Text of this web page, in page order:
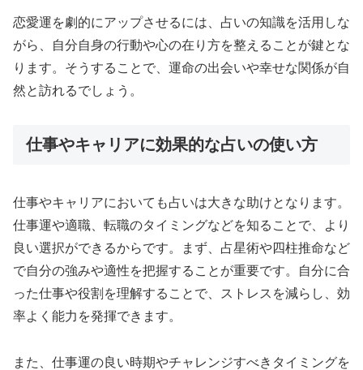
恋愛運を劇的にアップさせるには、占いの知識を活用しな
がら、自分自身の行動や心の在り方を整えることが鍵とな
ります。そうすることで、運命の出会いや幸せな関係が自
然と訪れるでしょう。
仕事やキャリアに効果的な占いの使い方
仕事やキャリアにおいても占いは大きな助けとなります。
仕事運や適職、転職のタイミングなどを知ることで、より
良い選択ができるからです。まず、占星術や四柱推命など
で自分の強みや適性を把握することが重要です。自分に合
った仕事や役割を理解することで、ストレスを減らし、効
率よく能力を発揮できます。
また、仕事運の良い時期やチャレンジすべきタイミングを